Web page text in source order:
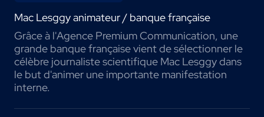
Mac Lesggy animateur / banque française
Grâce à l'Agence Premium Communication, une
grande banque française vient de sélectionner le
célèbre journaliste scientifique Mac Lesggy dans
le but d'animer une importante manifestation
interne.